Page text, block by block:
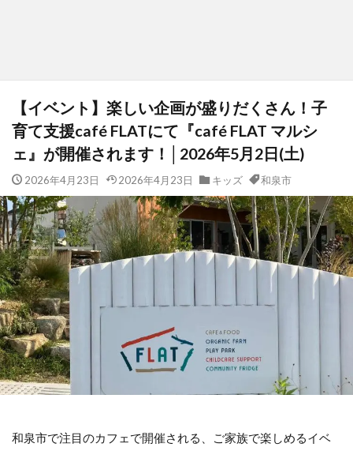
【イベント】楽しい企画が盛りだくさん！子
育て支援café FLATにて『café FLAT マルシ
ェ』が開催されます！│2026年5月2日(土)
2026年4月23日 2026年4月23日 キッズ 和泉市
和泉市で注目のカフェで開催される、ご家族で楽しめるイベ